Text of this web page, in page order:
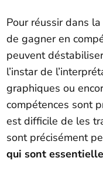
Pour réussir dans
de gagner en
peuvent
l’instar de
graphiques ou
compétences sont
est difficile de les
sont précisément
qui sont